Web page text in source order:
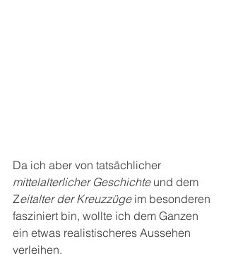
Da ich aber von tatsächlicher
mittelalterlicher Geschichte und dem
Zeitalter der Kreuzzüge im besonderen
fasziniert bin, wollte ich dem Ganzen
ein etwas realistischeres Aussehen
verleihen.